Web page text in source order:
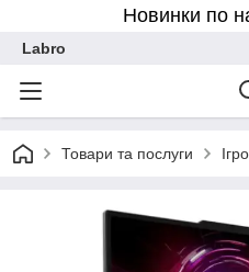
Новинки по
Labro
Товари та послуги